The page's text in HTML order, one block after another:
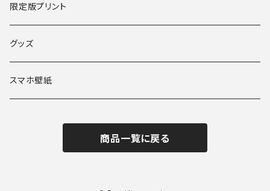
限定版プリント
グッズ
スマホ壁紙
商品一覧に戻る